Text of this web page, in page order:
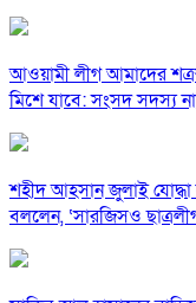
আওয়ামী লীগ আমাদের
মিশে যাবে: সংসদ সদস্য
শহীদ আহসান জুলাই যোদ্ধা
বললেন, ‘সারজিসও